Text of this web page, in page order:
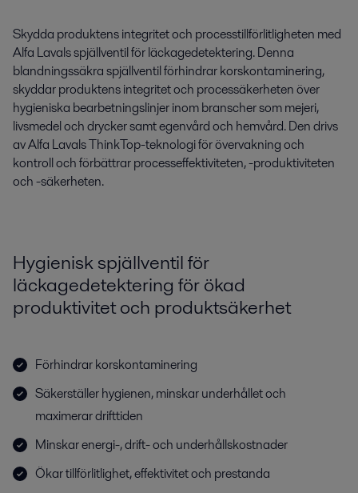
Skydda produktens integritet och processtillförlitligheten med
Alfa Lavals spjällventil för läckagedetektering. Denna
blandningssäkra spjällventil förhindrar korskontaminering,
skyddar produktens integritet och processäkerheten över
hygieniska bearbetningslinjer inom branscher som mejeri,
livsmedel och drycker samt egenvård och hemvård. Den drivs
av Alfa Lavals ThinkTop-teknologi för övervakning och
kontroll och förbättrar processeffektiviteten, -produktiviteten
och -säkerheten.
Hygienisk spjällventil för
läckagedetektering för ökad
produktivitet och produktsäkerhet
Förhindrar korskontaminering
Säkerställer hygienen, minskar underhållet och
maximerar drifttiden
Minskar energi-, drift- och underhållskostnader
Ökar tillförlitlighet, effektivitet och prestanda